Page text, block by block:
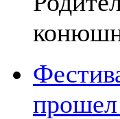
прошел